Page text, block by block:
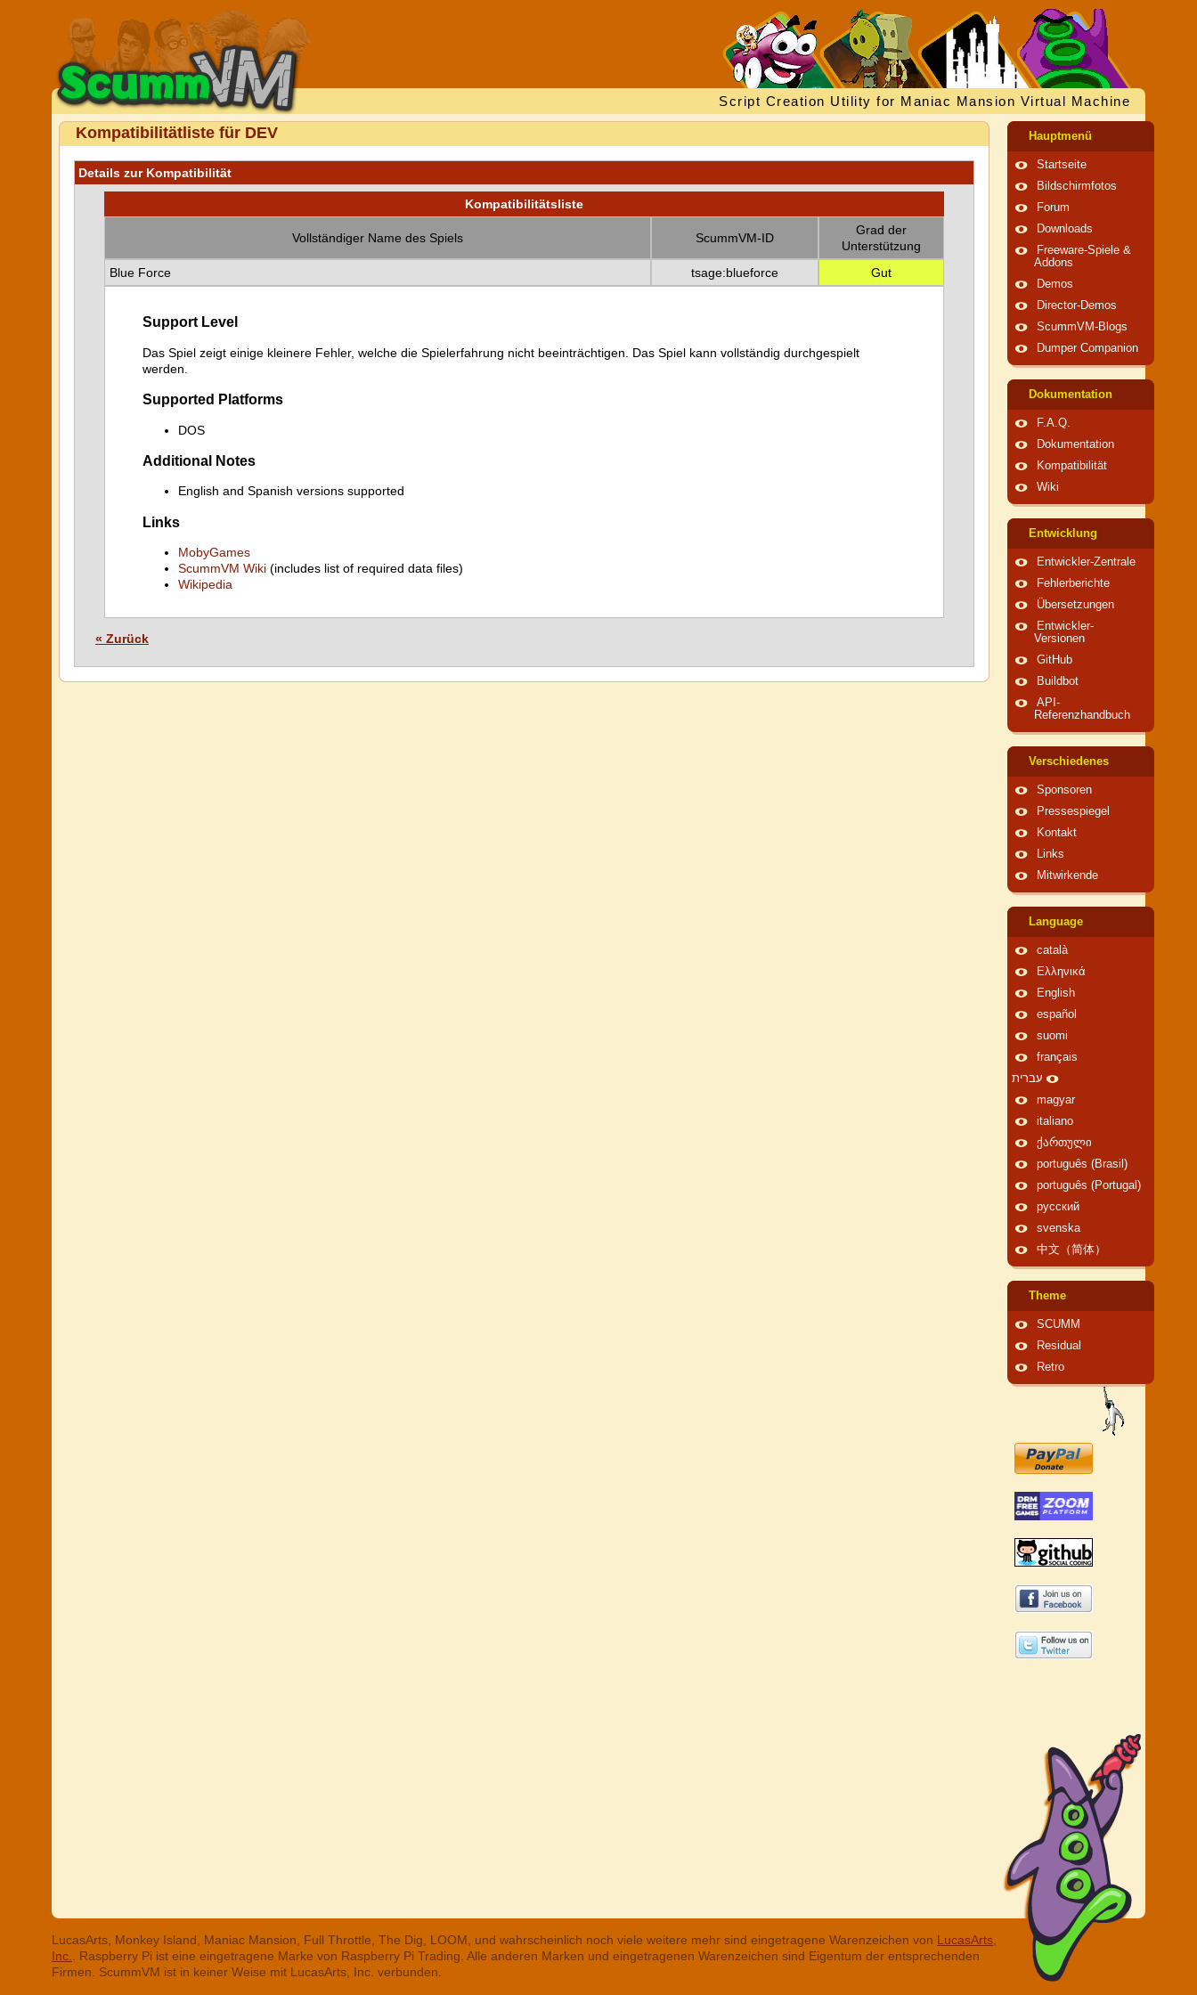
Script Creation Utility for Maniac Mansion Virtual Machine
Kompatibilitätliste für DEV
Details zur Kompatibilität
Kompatibilitätsliste
Vollständiger Name des Spiels ScummVM-ID
Grad der
Unterstützung
Blue Force
tsage:blueforce Gut
Support Level
Das Spiel zeigt einige kleinere Fehler, welche die Spielerfahrung nicht beeinträchtigen. Das Spiel kann vollständig durchgespielt
werden.
Supported Platforms
DOS
Additional Notes
English and Spanish versions supported
Links
MobyGames
ScummVM Wiki (includes list of required data files)
Wikipedia
« Zurück
Hauptmenü
Startseite
Bildschirmfotos
Forum
Downloads
Freeware-Spiele &
Addons
Demos
Director-Demos
ScummVM-Blogs
Dumper Companion
Dokumentation
F.A.Q.
Dokumentation
Kompatibilität
Wiki
Entwicklung
Entwickler-Zentrale
Fehlerberichte
Übersetzungen
Entwickler-
Versionen
GitHub
Buildbot
API-
Referenzhandbuch
Verschiedenes
Sponsoren
Pressespiegel
Kontakt
Links
Mitwirkende
Language
català
Ελληνικά
English
español
suomi
français
עברית
magyar
italiano
ქართული
português (Brasil)
português (Portugal)
русский
svenska
中文（简体）
Theme
SCUMM
Residual
Retro
LucasArts, Monkey Island, Maniac Mansion, Full Throttle, The Dig, LOOM, und wahrscheinlich noch viele weitere mehr sind eingetragene Warenzeichen von LucasArts,
Inc.
. Raspberry Pi ist eine eingetragene Marke von Raspberry Pi Trading. Alle anderen Marken und eingetragenen Warenzeichen sind Eigentum der entsprechenden
Firmen. ScummVM ist in keiner Weise mit LucasArts, Inc. verbunden.